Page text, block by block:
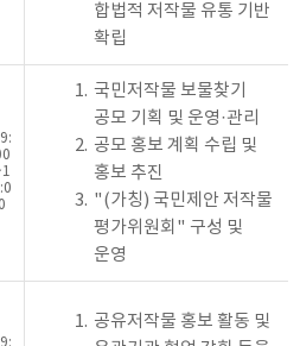
합법적 저작물 유통 기반
확립
0
1. 국민저작물 보물찾기
공모 기획 및 운영·관리
2. 공모 홍보 계획 수립 및
홍보 추진
3. "(가칭) 국민제안 저작물
평가위원회" 구성 및
운영
1. 공유저작물 홍보 활동 및